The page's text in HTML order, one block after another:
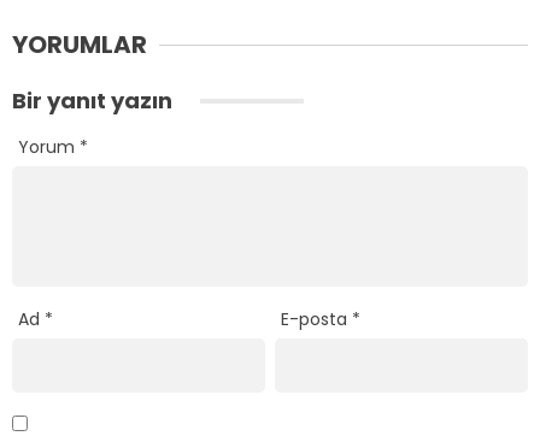
YORUMLAR
Bir yanıt yazın
Yorum *
Ad * E-posta *